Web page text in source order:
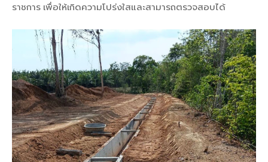
ราชการ เพื่อให้เกิดความโปร่งใสและสามารถตรวจสอบได้